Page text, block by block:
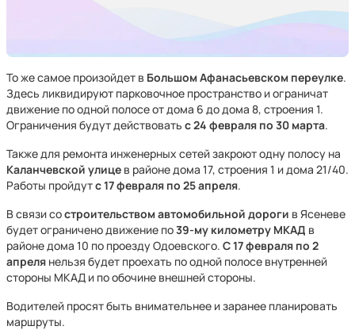
То же самое произойдет в Большом Афанасьевском переулке.
Здесь ликвидируют парковочное пространство и ограничат
движение по одной полосе от дома 6 до дома 8, строения 1.
Ограничения будут действовать с 24 февраля по 30 марта.
Также для ремонта инженерных сетей закроют одну полосу на
Каланчевской улице в районе дома 17, строения 1 и дома 21/40.
Работы пройдутс 17 февраля по 25 апреля.
В связи состроительством автомобильной дороги в Ясеневе
будет ограничено движение по39-му километру МКАД в
районе дома 10 по проезду Одоевского. С 17 февраля по 2
апреля нельзя будет проехать по одной полосе внутренней
стороны МКАД и по обочине внешней стороны.
Водителей просят быть внимательнее и заранее планировать
маршруты.